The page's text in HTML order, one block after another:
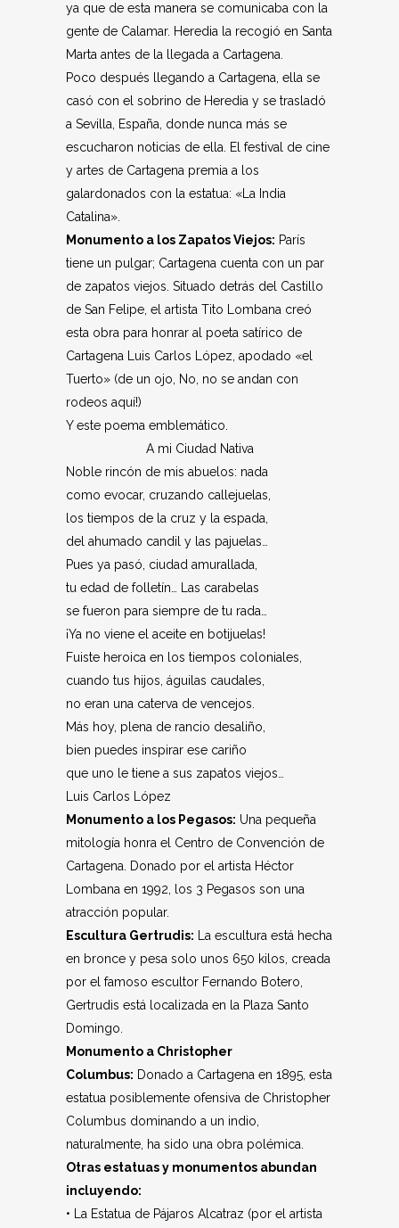
ya que de esta manera se comunicaba con la
gente de Calamar. Heredia la recogió en Santa
Marta antes de la llegada a Cartagena.
Poco después llegando a Cartagena, ella se
casó con el sobrino de Heredia y se trasladó
a Sevilla, España, donde nunca más se
escucharon noticias de ella. El festival de cine
y artes de Cartagena premia a los
galardonados con la estatua: «La India
Catalina».
Monumento a los Zapatos Viejos: París
tiene un pulgar; Cartagena cuenta con un par
de zapatos viejos. Situado detrás del Castillo
de San Felipe, el artista Tito Lombana creó
esta obra para honrar al poeta satírico de
Cartagena Luis Carlos López, apodado «el
Tuerto» (de un ojo, No, no se andan con
rodeos aquí!)
Y este poema emblemático.
A mi Ciudad Nativa
Noble rincón de mis abuelos: nada
como evocar, cruzando callejuelas,
los tiempos de la cruz y la espada,
del ahumado candil y las pajuelas…
Pues ya pasó, ciudad amurallada,
tu edad de folletín… Las carabelas
se fueron para siempre de tu rada…
¡Ya no viene el aceite en botijuelas!
Fuiste heroica en los tiempos coloniales,
cuando tus hijos, águilas caudales,
no eran una caterva de vencejos.
Más hoy, plena de rancio desaliño,
bien puedes inspirar ese cariño
que uno le tiene a sus zapatos viejos…
Luis Carlos López
Monumento a los Pegasos: Una pequeña
mitología honra el Centro de Convención de
Cartagena. Donado por el artista Héctor
Lombana en 1992, los 3 Pegasos son una
atracción popular.
Escultura Gertrudis: La escultura está hecha
en bronce y pesa solo unos 650 kilos, creada
por el famoso escultor Fernando Botero,
Gertrudis está localizada en la Plaza Santo
Domingo.
Monumento a Christopher
Columbus: Donado a Cartagena en 1895, esta
estatua posiblemente ofensiva de Christopher
Columbus dominando a un indio,
naturalmente, ha sido una obra polémica.
Otras estatuas y monumentos abundan
incluyendo:
• La Estatua de Pájaros Alcatraz (por el artista